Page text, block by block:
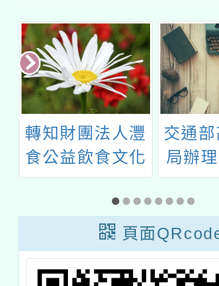
轉知財團法人灃
食公益飲食文化
教育基金會舉辦
「灃食夢想計畫-
夢想食驗事Let's
Change!」飲食
行動創意競賽
交通
局辦
交通
動之
頁面